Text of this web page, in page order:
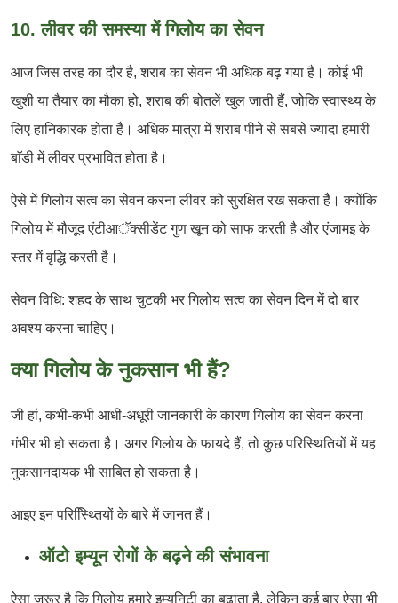
10. लीवर की समस्या में गिलोय का सेवन
आज जिस तरह का दौर है, शराब का सेवन भी अधिक बढ़ गया है। कोई भी
खुशी या तैयार का मौका हो, शराब की बोतलें खुल जाती हैं, जोकि स्वास्थ्य के
लिए हानिकारक होता है। अधिक मात्रा में शराब पीने से सबसे ज्यादा हमारी
बाॅडी में लीवर प्रभावित होता है।
ऐसे में गिलोय सत्व का सेवन करना लीवर को सुरक्षित रख सकता है। क्योंकि
गिलोय में मौजूद एंटीआॅक्सीडेंट गुण खून को साफ करती है और एंजामइ के
स्तर में वृद्धि करती है।
सेवन विधि: शहद के साथ चुटकी भर गिलोय सत्व का सेवन दिन में दो बार
अवश्य करना चाहिए।
क्या गिलोय के नुकसान भी हैं?
जी हां, कभी-कभी आधी-अधूरी जानकारी के कारण गिलोय का सेवन करना
गंभीर भी हो सकता है। अगर गिलोय के फायदे हैं, तो कुछ परिस्थितियों में यह
नुकसानदायक भी साबित हो सकता है।
आइए इन परिस्थ्तिियों के बारे में जानत हैं।
ऑटो इम्यून रोगों के बढ़ने की संभावना
ऐसा जरूर है कि गिलोय हमारे इम्युनिटी का बढ़ाता है, लेकिन कई बार ऐसा भी